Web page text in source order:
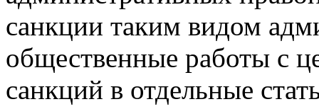
санкции таким видом
общественные работы с
санкций в отдельные